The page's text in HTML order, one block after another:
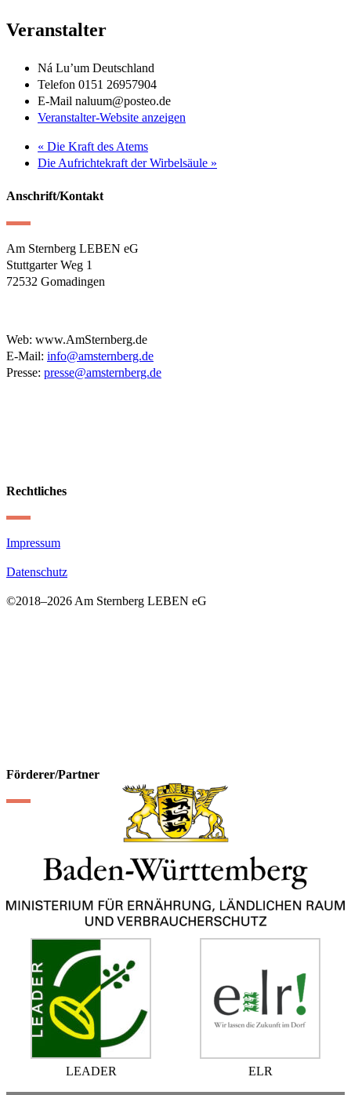
Veranstalter
Ná Lu’um Deutschland
Telefon 0151 26957904
E-Mail naluum@posteo.de
Veranstalter-Website anzeigen
« Die Kraft des Atems
Die Aufrichtekraft der Wirbelsäule »
Anschrift/Kontakt
Am Sternberg LEBEN eG
Stuttgarter Weg 1
72532 Gomadingen
Web: www.AmSternberg.de
E-Mail: info@amsternberg.de
Presse: presse@amsternberg.de
Rechtliches
Impressum
Datenschutz
©2018–2026 Am Sternberg LEBEN eG
Förderer/Partner
LEADER ELR